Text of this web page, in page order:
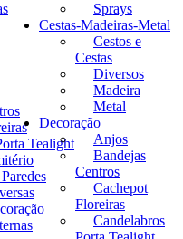
Sprays
Cestas-Madeiras-Metal
Cestos e
Cestas
Diversos
Madeira
Metal
Decoração
Anjos
Bandejas
Centros
Cachepot
Floreiras
Candelabros
Tealight